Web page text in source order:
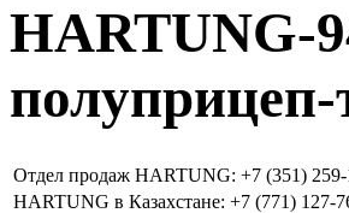
HARTUNG-
полуприцеп-
Отдел продаж HARTUNG: +7 (351) 259-
HARTUNG в Казахстане: +7 (771) 127-